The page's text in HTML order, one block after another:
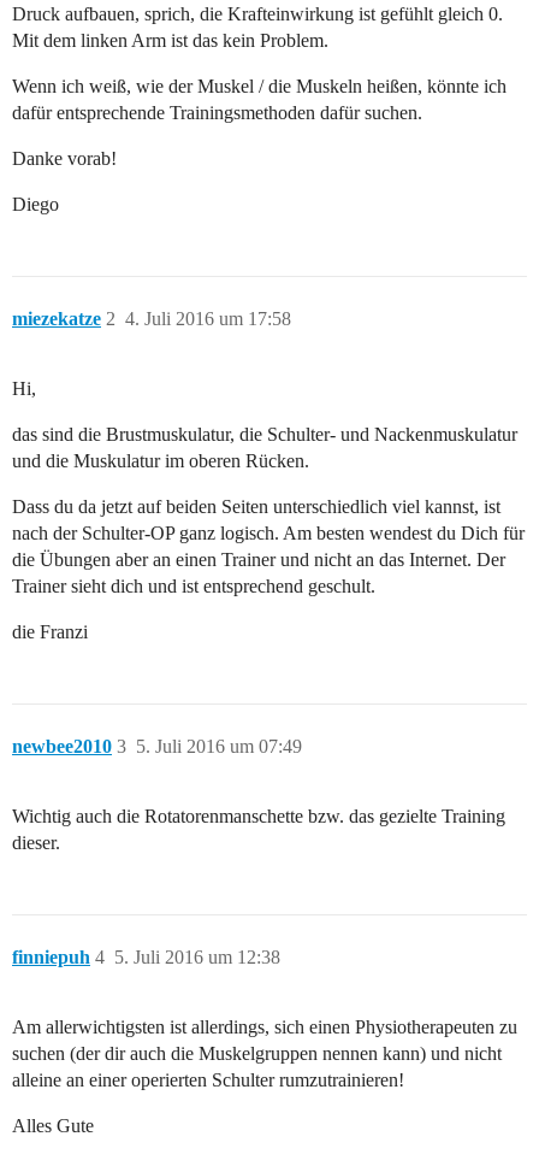
Druck aufbauen, sprich, die Krafteinwirkung ist gefühlt gleich 0.
Mit dem linken Arm ist das kein Problem.
Wenn ich weiß, wie der Muskel / die Muskeln heißen, könnte ich
dafür entsprechende Trainingsmethoden dafür suchen.
Danke vorab!
Diego
miezekatze 4. Juli 2016 um 17:58
2
Hi,
das sind die Brustmuskulatur, die Schulter- und Nackenmuskulatur
und die Muskulatur im oberen Rücken.
Dass du da jetzt auf beiden Seiten unterschiedlich viel kannst, ist
nach der Schulter-OP ganz logisch. Am besten wendest du Dich für
die Übungen aber an einen Trainer und nicht an das Internet. Der
Trainer sieht dich und ist entsprechend geschult.
die Franzi
newbee2010 5. Juli 2016 um 07:49
3
Wichtig auch die Rotatorenmanschette bzw. das gezielte Training
dieser.
finniepuh 5. Juli 2016 um 12:38
4
Am allerwichtigsten ist allerdings, sich einen Physiotherapeuten zu
suchen (der dir auch die Muskelgruppen nennen kann) und nicht
alleine an einer operierten Schulter rumzutrainieren!
Alles Gute